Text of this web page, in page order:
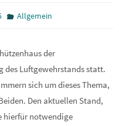
Allgemein
der
des Luftgewehrstands statt.
sich um dieses Thema,
Den aktuellen Stand,
hierfür notwendige